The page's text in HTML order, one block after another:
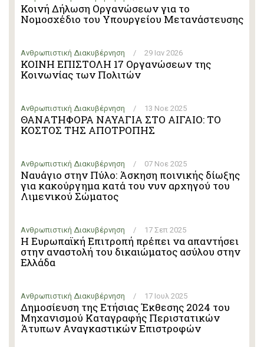
Κοινή Δήλωση Οργανώσεων για το
Νομοσχέδιο του Υπουργείου Μετανάστευσης
Ανθρωπιστική Διακυβέρνηση / 29 Ιαν 2026
ΚΟΙΝΗ ΕΠΙΣΤΟΛΗ 17 Οργανώσεων της
Κοινωνίας των Πολιτών
Ανθρωπιστική Διακυβέρνηση / 13 Νοε 2025
ΘΑΝΑΤΗΦΟΡΑ ΝΑΥΑΓΙΑ ΣΤΟ ΑΙΓΑΙΟ: ΤΟ
ΚΟΣΤΟΣ ΤΗΣ ΑΠΟΤΡΟΠΗΣ
Ανθρωπιστική Διακυβέρνηση / 07 Νοε 2025
Ναυάγιο στην Πύλο: Άσκηση ποινικής δίωξης
για κακούργημα κατά του νυν αρχηγού του
Λιμενικού Σώματος
Ανθρωπιστική Διακυβέρνηση / 17 Σεπ 2025
Η Ευρωπαϊκή Επιτροπή πρέπει να απαντήσει
στην αναστολή του δικαιώματος ασύλου στην
Ελλάδα
Ανθρωπιστική Διακυβέρνηση / 17 Ιουλ 2025
Δημοσίευση της Ετήσιας Έκθεσης 2024 του
Μηχανισμού Καταγραφής Περιστατικών
Άτυπων Αναγκαστικών Επιστροφών